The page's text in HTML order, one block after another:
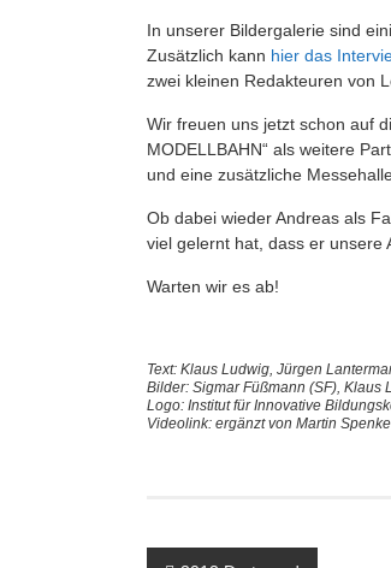
In unserer Bildergalerie sind
Zusätzlich kann hier das
zwei kleinen Redakteuren von
Wir freuen uns jetzt schon auf
MODELLBAHN“ als weitere
und eine zusätzliche
Ob dabei wieder Andreas als
viel gelernt hat, dass er unsere
Warten wir es ab!
Text: Klaus Ludwig, Jürgen
Bilder: Sigmar Füßmann (SF), Klaus
Logo: Institut für Innovative
Videolink: ergänzt von Martin